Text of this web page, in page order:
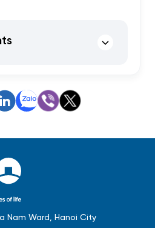
Nam Ward, Hanoi City